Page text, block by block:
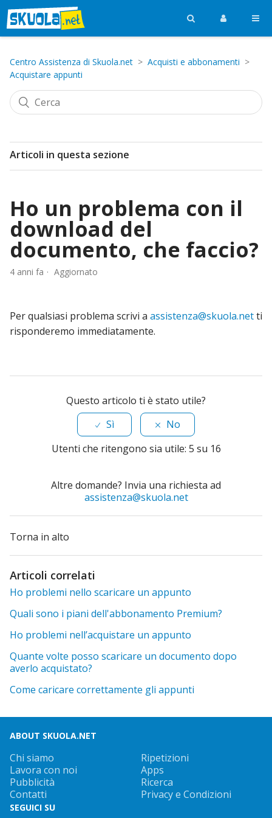
Centro Assistenza di Skuola.net
Acquisti e abbonamenti
Acquistare appunti
Articoli in questa sezione
Ho un problema con il
download del
documento, che faccio?
4 anni fa Aggiornato
Per qualsiasi problema scrivi a assistenza@skuola.netti
risponderemo immediatamente.
Questo articolo ti è stato utile?
Sì
No
Utenti che ritengono sia utile: 5 su 16
Altre domande? Invia una richiesta ad
assistenza@skuola.net
Torna in alto
Articoli correlati
Ho problemi nello scaricare un appunto
Quali sono i piani dell'abbonamento Premium?
Ho problemi nell’acquistare un appunto
Quante volte posso scaricare un documento dopo
averlo acquistato?
Come caricare correttamente gli appunti
ABOUT SKUOLA.NET
Chi siamo
Lavora con noi
Pubblicità
Contatti
Ripetizioni
Apps
Ricerca
Privacy e Condizioni
SEGUICI SU